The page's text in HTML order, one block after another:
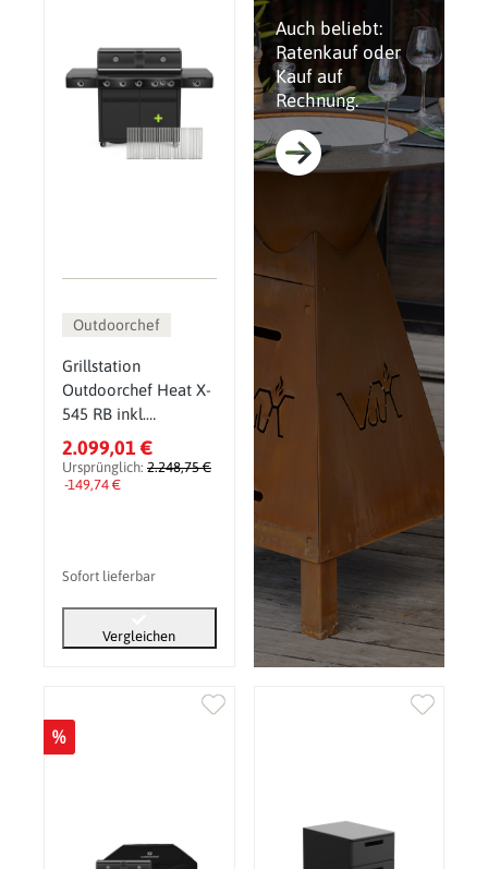
Auch beliebt:
Ratenkauf oder
Kauf auf
Rechnung.
Outdoorchef
Grillstation
Outdoorchef Heat X-
545 RB inkl.
zusätzlichen
Edelstahlrosten (5
Stk.)
2.099,01 €
Ursprünglich: 2.248,75 €
-149,74 €
Sofort lieferbar
Vergleichen
%